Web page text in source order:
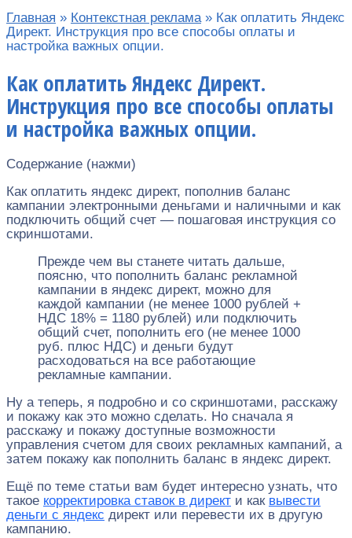
Главная » Контекстная реклама » Как оплатить Яндекс
Директ. Инструкция про все способы оплаты и
настройка важных опции.
Как оплатить Яндекс Директ.
Инструкция про все способы оплаты
и настройка важных опции.
Содержание (нажми)
Как оплатить яндекс директ, пополнив баланс
кампании электронными деньгами и наличными и как
подключить общий счет — пошаговая инструкция со
скриншотами.
Прежде чем вы станете читать дальше,
поясню, что пополнить баланс рекламной
кампании в яндекс директ, можно для
каждой кампании (не менее 1000 рублей +
НДС 18% = 1180 рублей) или подключить
общий счет, пополнить его (не менее 1000
руб. плюс НДС) и деньги будут
расходоваться на все работающие
рекламные кампании.
Ну а теперь, я подробно и со скриншотами, расскажу
и покажу как это можно сделать. Но сначала я
расскажу и покажу доступные возможности
управления счетом для своих рекламных кампаний, а
затем покажу как пополнить баланс в яндекс директ.
Ещё по теме статьи вам будет интересно узнать, что
такое корректировка ставок в директ и как вывести
деньги с яндекс директ или перевести их в другую
кампанию.